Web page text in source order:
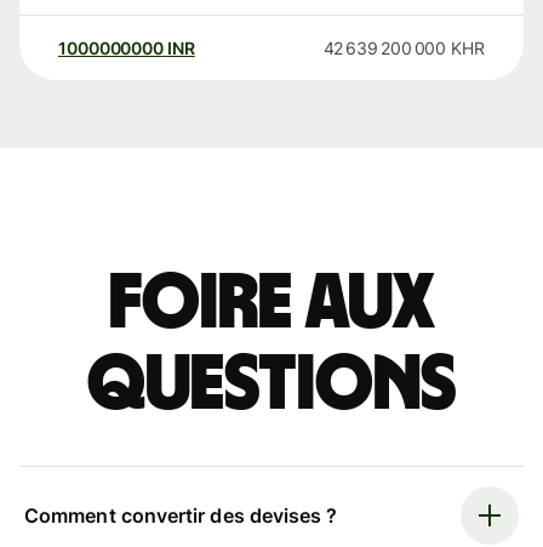
1000000000 INR 42 639 200 000 KHR
Foire aux
questions
Comment convertir des devises ?